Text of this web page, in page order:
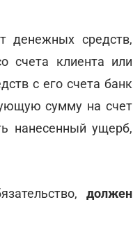
денежных средств,
счета клиента или
с его счета банк
сумму на счет
нанесенный ущерб,
должен